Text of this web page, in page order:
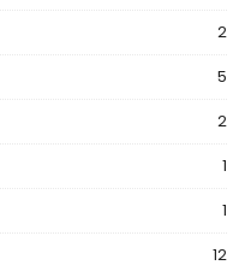
2
5
2
1
1
12